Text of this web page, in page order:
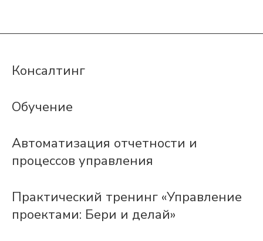
Консалтинг
Обучение
Автоматизация отчетности и
процессов управления
Практический тренинг «Управление
проектами: Бери и делай»